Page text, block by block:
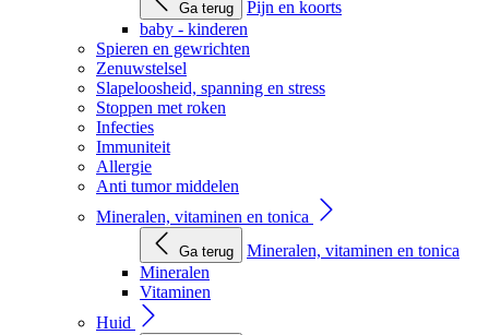
Ga terug
Pijn en koorts
baby - kinderen
Spieren en gewrichten
Zenuwstelsel
Slapeloosheid, spanning en stress
Stoppen met roken
Infecties
Immuniteit
Allergie
Anti tumor middelen
Mineralen, vitaminen en tonica
Ga terug
Mineralen, vitaminen en tonica
Mineralen
Vitaminen
Huid